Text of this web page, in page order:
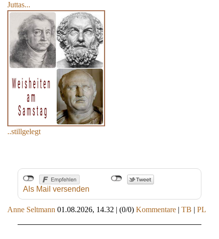
Juttas...
..stillgelegt
Als Mail versenden
Anne Seltmann 01.08.2026, 14.32 | (0/0) Kommentare | TB | PL